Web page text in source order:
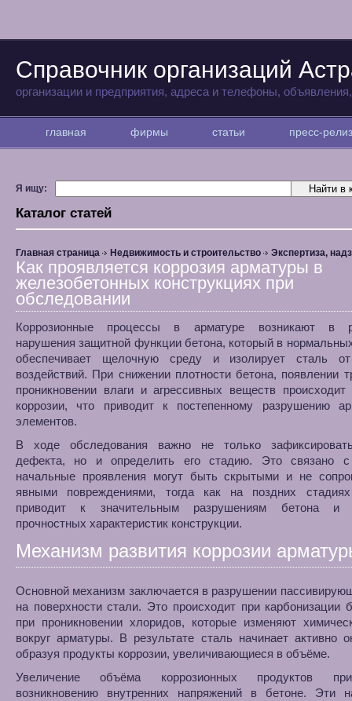
Справочник организаций
организации и предприятия, адреса и телефоны,
главная фирмы статьи пресс-
Я ищу:
Каталог статей
Главная страница Недвижимость и строительство Экспертиза,
Как проявляется коррозия арматуры в
железобетонных конструкциях при
обследовании
Коррозионные процессы в арматуре возникают в
нарушения защитной функции бетона, который в
обеспечивает щелочную среду и изолирует сталь
воздействий. При снижении плотности бетона, появлении
проникновении влаги и агрессивных веществ происходит
коррозии, что приводит к постепенному разрушению
элементов.
В ходе обследования важно не только
дефекта, но и определить его стадию. Это связано
начальные проявления могут быть скрытыми и не
явными повреждениями, тогда как на поздних стадиях
приводит к значительным разрушениям бетона и
прочностных характеристик конструкции.
Механизм развития коррозии
Основной механизм заключается в разрушении
на поверхности стали. Это происходит при карбонизации
при проникновении хлоридов, которые изменяют
вокруг арматуры. В результате сталь начинает активно
образуя продукты коррозии, увеличивающиеся в объёме.
Увеличение объёма коррозионных продуктов
возникновению внутренних напряжений в бетоне. Эти